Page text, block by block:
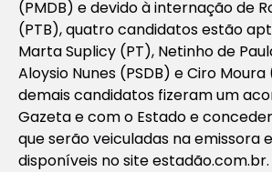
(PMDB) e devido à internação de
(PTB), quatro candidatos estão
Marta Suplicy (PT), Netinho de
Aloysio Nunes (PSDB) e Ciro Moura
demais candidatos fizeram um
Gazeta e com o Estado e
que serão veiculadas na emissora
disponíveis no site estadão.com.br.